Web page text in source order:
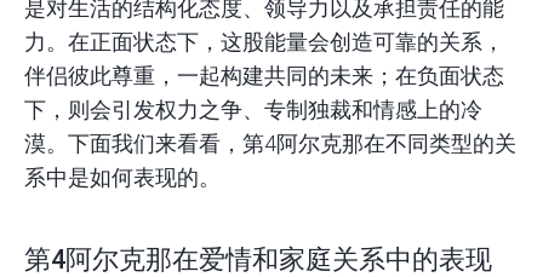
是对生活的结构化态度、领导力以及承担责任的能
力。在正面状态下，这股能量会创造可靠的关系，
伴侣彼此尊重，一起构建共同的未来；在负面状态
下，则会引发权力之争、专制独裁和情感上的冷
漠。下面我们来看看，第4阿尔克那在不同类型的关
系中是如何表现的。
第4阿尔克那在爱情和家庭关系中的表现